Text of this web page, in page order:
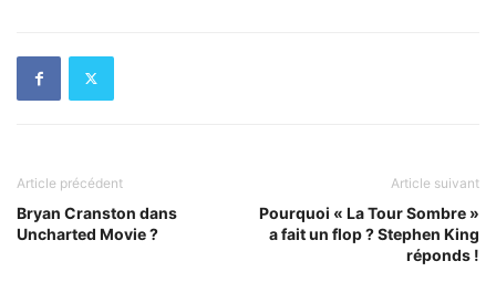
Article précédent
Bryan Cranston dans
Uncharted Movie ?
Article suivant
Pourquoi « La Tour Sombre »
a fait un flop ? Stephen King
réponds !